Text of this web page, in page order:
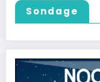
Sondage